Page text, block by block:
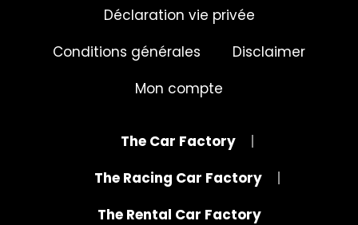
Déclaration vie privée
Conditions générales
Disclaimer
Mon compte
The Car Factory
The Racing Car Factory
The Rental Car Factory